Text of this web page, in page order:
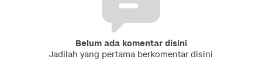
Belum ada komentar disini
Jadilah yang pertama berkomentar disini